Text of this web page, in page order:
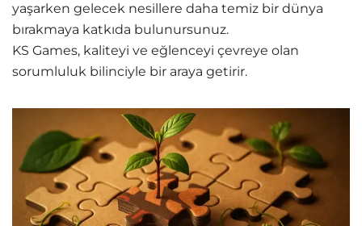
yaşarken gelecek nesillere daha temiz bir dünya
bırakmaya katkıda bulunursunuz.
KS Games, kaliteyi ve eğlenceyi çevreye olan
sorumluluk bilinciyle bir araya getirir.